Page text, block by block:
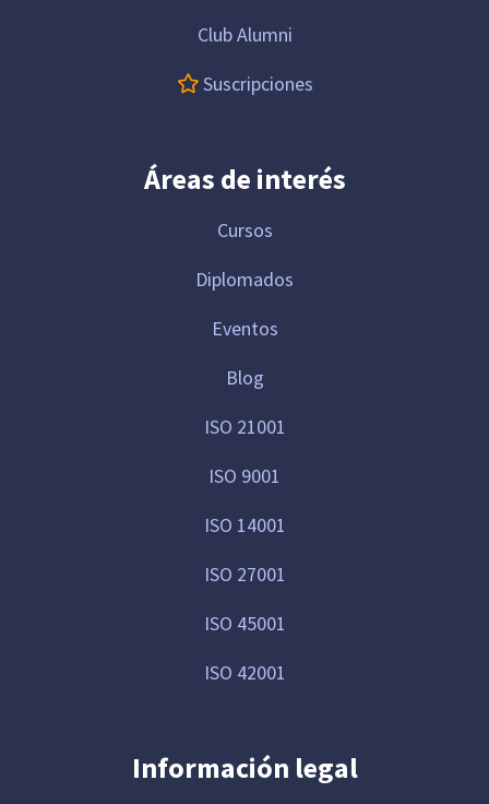
Club Alumni
Suscripciones
Áreas de interés
Cursos
Diplomados
Eventos
Blog
ISO 21001
ISO 9001
ISO 14001
ISO 27001
ISO 45001
ISO 42001
Información legal